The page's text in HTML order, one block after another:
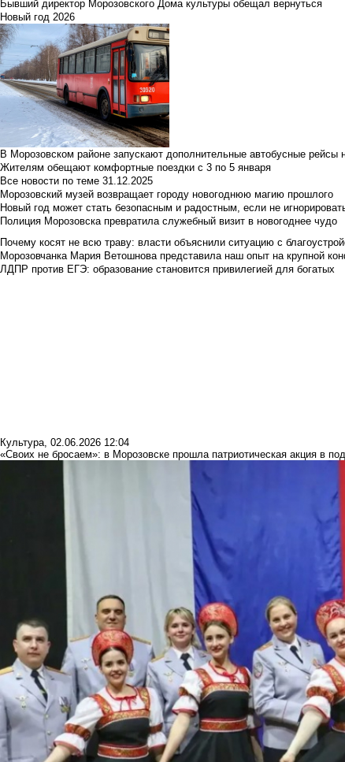
Бывший директор Морозовского Дома культуры обещал вернуться
Новый год 2026
В Морозовском районе запускают дополнительные автобусные рейсы
Жителям обещают комфортные поездки с 3 по 5 января
Все новости по теме 31.12.2025
Морозовский музей возвращает городу новогоднюю магию прошлого
Новый год может стать безопасным и радостным, если не
Полиция Морозовска превратила служебный визит в новогоднее чудо
Почему косят не всю траву: власти объяснили ситуацию с
Морозовчанка Мария Ветошнова представила наш опыт на крупной
ЛДПР против ЕГЭ: образование становится привилегией для богатых
Культура, 02.06.2026 12:04
«Своих не бросаем»: в Морозовске прошла патриотическая акция в